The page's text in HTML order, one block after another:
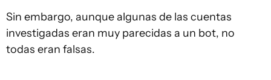
Sin embargo, aunque algunas de las cuentas
investigadas eran muy parecidas a un bot, no
todas eran falsas.